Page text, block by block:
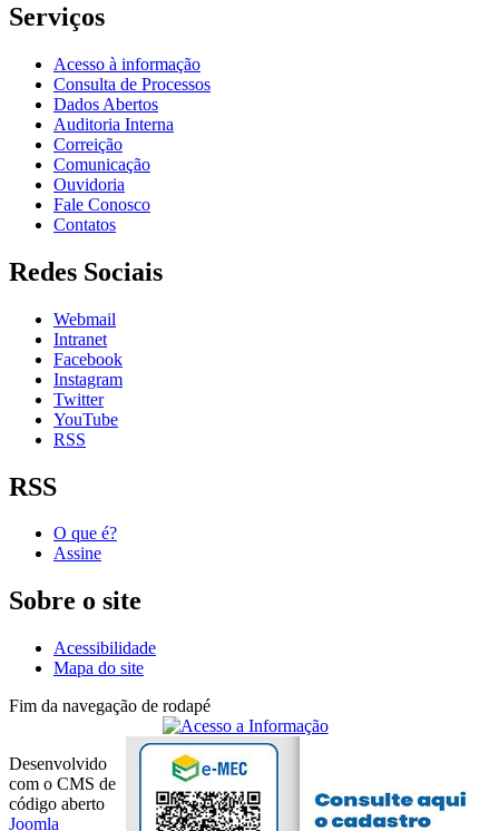
Serviços
Acesso à informação
Consulta de Processos
Dados Abertos
Auditoria Interna
Correição
Comunicação
Ouvidoria
Fale Conosco
Contatos
Redes Sociais
Webmail
Intranet
Facebook
Instagram
Twitter
YouTube
RSS
RSS
O que é?
Assine
Sobre o site
Acessibilidade
Mapa do site
Fim da navegação de rodapé
Desenvolvido
com o CMS de
código aberto
Joomla